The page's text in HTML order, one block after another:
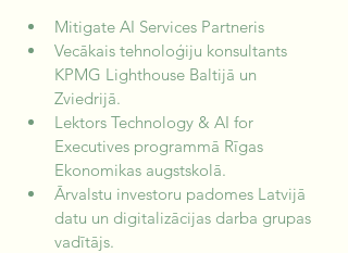
Mitigate AI Services Partneris
Vecākais tehnoloģiju konsultants
KPMG Lighthouse Baltijā un
Zviedrijā.
Lektors Technology & AI for
Executives programmā Rīgas
Ekonomikas augstskolā.
Ārvalstu investoru padomes Latvijā
datu un digitalizācijas darba grupas
vadītājs.